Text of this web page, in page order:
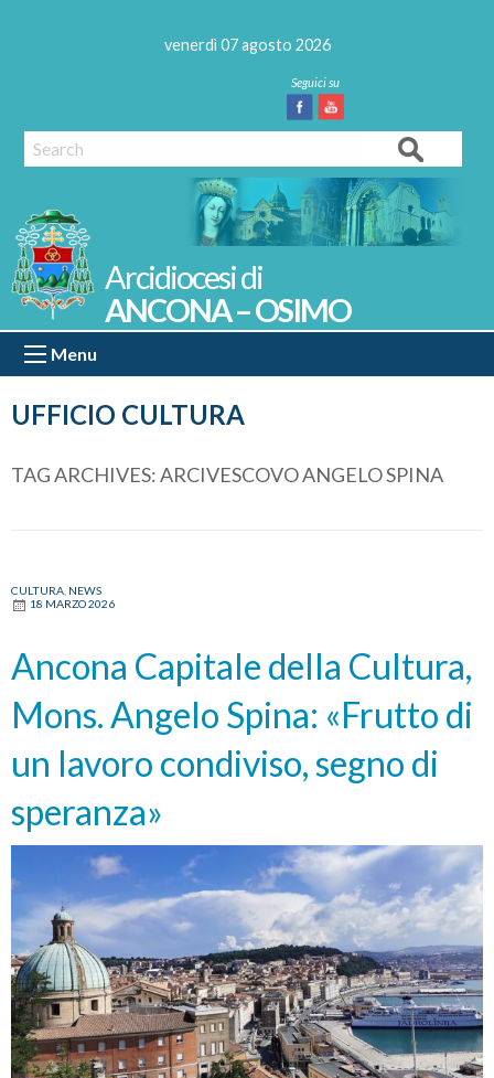
venerdì 07 agosto 2026
Facebook
Youtube
Search
UFFICIO CULTURA
ANCONA – OSIMO
Menu
TAG ARCHIVES:ARCIVESCOVO ANGELO SPINA
CULTURA NEWS
18 MARZO 2026
Ancona Capitale della Cultura,
Mons. Angelo Spina: «Frutto di
un lavoro condiviso, segno di
speranza»